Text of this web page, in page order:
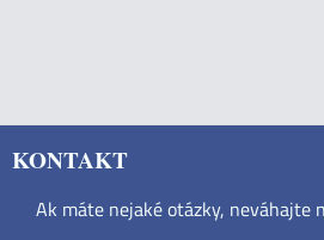
KONTAKT
Ak máte nejaké otázky, neváhajte